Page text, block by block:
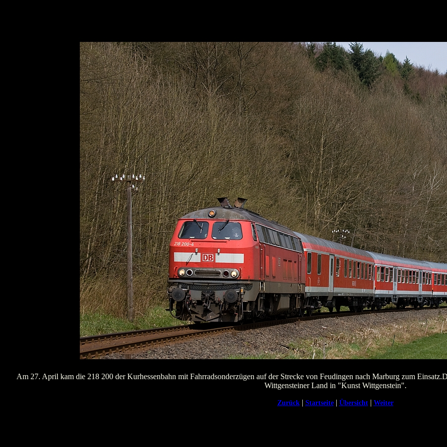
Am 27. April kam die 218 200 der Kurhessenbahn mit Fahrradsonderzügen auf der Strecke von Feudingen nach Marburg zum
Wittgensteiner Land in "Kunst Wittgenstein".
Zurück | Startseite | Übersicht | Weiter